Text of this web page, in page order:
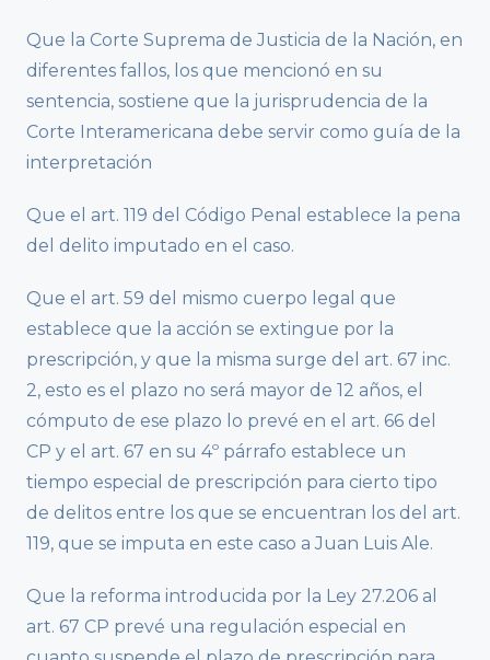
Que la Corte Suprema de Justicia de la Nación, en
diferentes fallos, los que mencionó en su
sentencia, sostiene que la jurisprudencia de la
Corte Interamericana debe servir como guía de la
interpretación
Que el art. 119 del Código Penal establece la pena
del delito imputado en el caso.
Que el art. 59 del mismo cuerpo legal que
establece que la acción se extingue por la
prescripción, y que la misma surge del art. 67 inc.
2, esto es el plazo no será mayor de 12 años, el
cómputo de ese plazo lo prevé en el art. 66 del
CP y el art. 67 en su 4º párrafo establece un
tiempo especial de prescripción para cierto tipo
de delitos entre los que se encuentran los del art.
119, que se imputa en este caso a Juan Luis Ale.
Que la reforma introducida por la Ley 27.206 al
art. 67 CP prevé una regulación especial en